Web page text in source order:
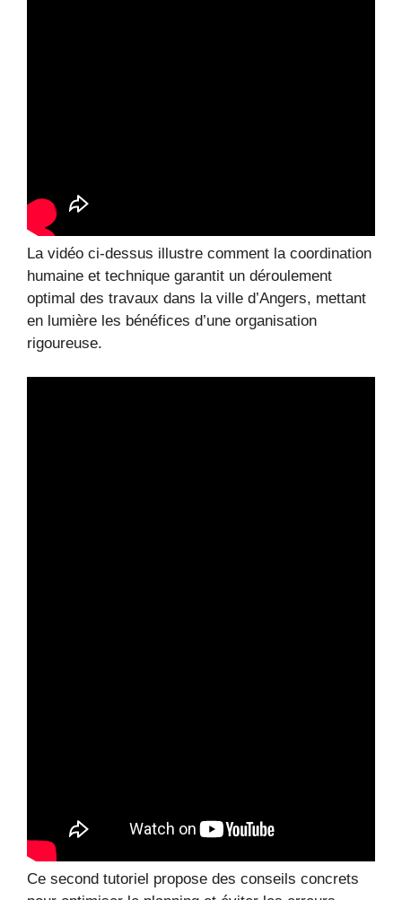
La vidéo ci-dessus illustre comment la coordination
humaine et technique garantit un déroulement
optimal des travaux dans la ville d’Angers, mettant
en lumière les bénéfices d’une organisation
rigoureuse.
Ce second tutoriel propose des conseils concrets